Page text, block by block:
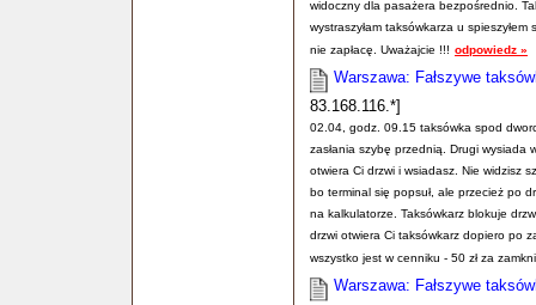
widoczny dla pasażera bezpośrednio.
wystraszyłam taksówkarza u
nie zapłacę. Uważajcie !!! odpowiedz »
Warszawa: Fałszywe
83.168.116.*]
02.04, godz. 09.15 taksówka spod
zasłania szybę przednią. Drugi wysiada
otwiera Ci drzwi i wsiadasz. Nie widzisz
bo terminal się popsuł, ale przecież po
na kalkulatorze. Taksówkarz blokuje
drzwi otwiera Ci taksówkarz dopiero po
wszystko jest w cenniku - 50 zł za
Warszawa: Fałszywe